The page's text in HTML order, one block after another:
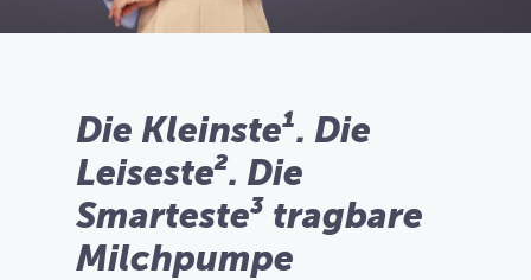
Die Kleinste¹. Die
Leiseste². Die
Smarteste³ tragbare
Milchpumpe